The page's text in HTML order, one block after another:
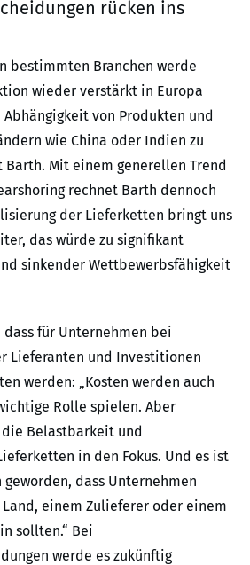
rücken ins
bestimmten Branchen werde
wieder verstärkt in Europa
von Produkten und
wie China oder Indien zu
Mit einem generellen Trend
rechnet Barth dennoch
der Lieferketten bringt uns
das würde zu signifikant
sinkender Wettbewerbsfähigkeit
für Unternehmen bei
Lieferanten und Investitionen
werden: „Kosten werden auch
Rolle spielen. Aber
Belastbarkeit und
in den Fokus. Und es ist
dass Unternehmen
einem Zulieferer oder einem
sollten.“ Bei
werde es zukünftig